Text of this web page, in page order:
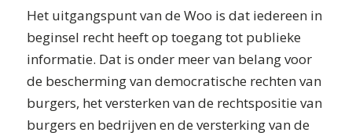
Het uitgangspunt van de Woo is dat iedereen in
beginsel recht heeft op toegang tot publieke
informatie. Dat is onder meer van belang voor
de bescherming van democratische rechten van
burgers, het versterken van de rechtspositie van
burgers en bedrijven en de versterking van de